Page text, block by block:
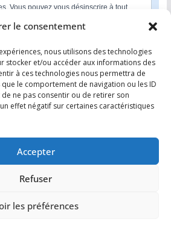
le consentement
nous utilisons des technologies
stocker et/ou accéder aux informations des
à ces technologies nous permettra de
le comportement de navigation ou les ID
de ne pas consentir ou de retirer son
effet négatif sur certaines caractéristiques
Accepter
Refuser
les préférences
Vous pouvez vous désinscrire à tout
sur le lien présent dans nos emails.
Sendinblue en tant que plateforme
En soumettant ce formulaire, vous
que les informations que vous allez fournir
à Sendinblue en sa qualité de
investir dans l’immobilier ?